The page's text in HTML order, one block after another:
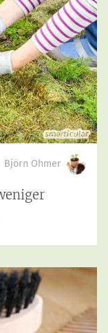
Björn Ohmer